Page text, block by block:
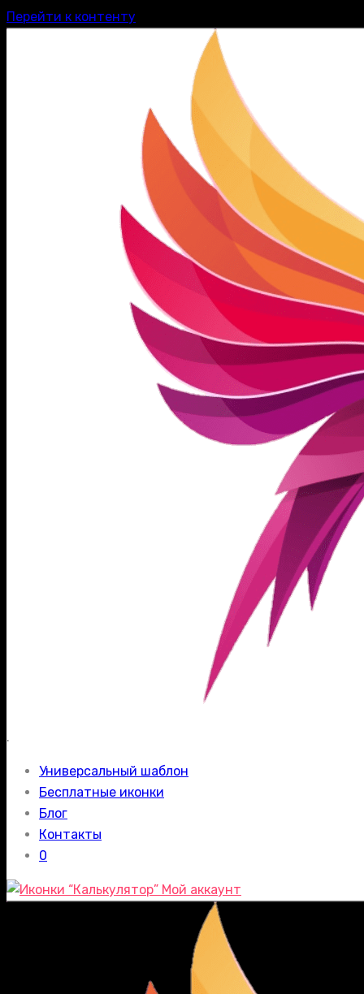
Перейти к контенту
.
Универсальный шаблон
Бесплатные иконки
Блог
Контакты
0
Мой аккаунт